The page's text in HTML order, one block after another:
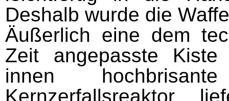
Deshalb wurde die
Äußerlich eine dem
Zeit angepasste
innen
Kernzerfallsreaktor